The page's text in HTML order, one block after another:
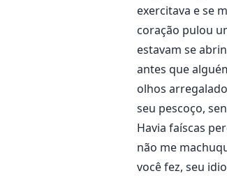
exercitava e se
coração pulou
estavam se
antes que
olhos
seu pescoço,
Havia faíscas
não me
você fez, seu